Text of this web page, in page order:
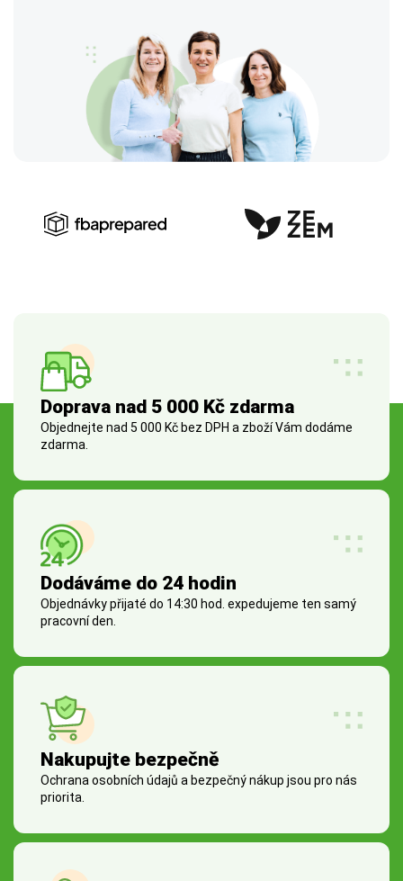
Doprava nad 5 000 Kč zdarma
Objednejte nad 5 000 Kč bez DPH a zboží Vám dodáme
zdarma.
Dodáváme do 24 hodin
Objednávky přijaté do 14:30 hod. expedujeme ten samý
pracovní den.
Nakupujte bezpečně
Ochrana osobních údajů a bezpečný nákup jsou pro nás
priorita.